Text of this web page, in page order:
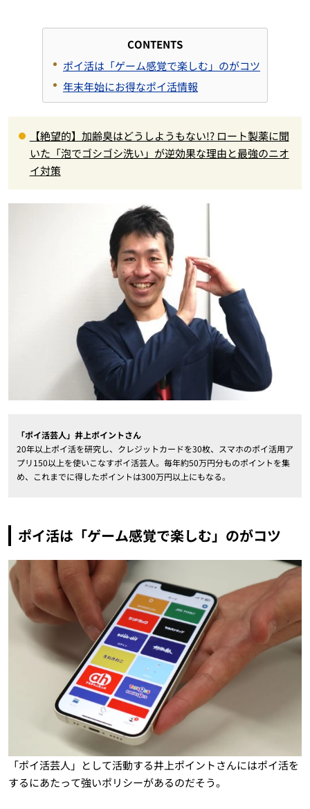
CONTENTS
ポイ活は「ゲーム感覚で楽しむ」のがコツ
年末年始にお得なポイ活情報
【絶望的】加齢臭はどうしようもない!? ロート製薬に聞
いた「泡でゴシゴシ洗い」が逆効果な理由と最強のニオ
イ対策
「ポイ活芸人」井上ポイントさん
20年以上ポイ活を研究し、クレジットカードを30枚、スマホのポイ活用ア
プリ150以上を使いこなすポイ活芸人。毎年約50万円分ものポイントを集
め、これまでに得したポイントは300万円以上にもなる。
ポイ活は「ゲーム感覚で楽しむ」のがコツ
「ポイ活芸人」として活動する井上ポイントさんにはポイ活を
するにあたって強いポリシーがあるのだそう。